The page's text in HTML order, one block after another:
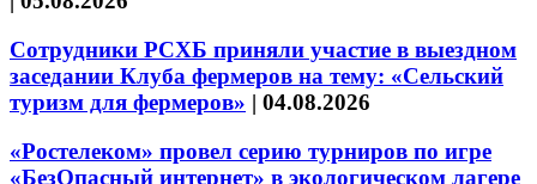
Сотрудники РСХБ приняли участие в выездном
заседании Клуба фермеров на тему: «Сельский
туризм для фермеров» | 04.08.2026
«Ростелеком» провел серию турниров по игре
«БезОпасный интернет» в экологическом лагере